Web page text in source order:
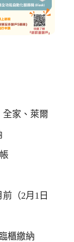
全家、萊爾
（2月1日
櫃繳納